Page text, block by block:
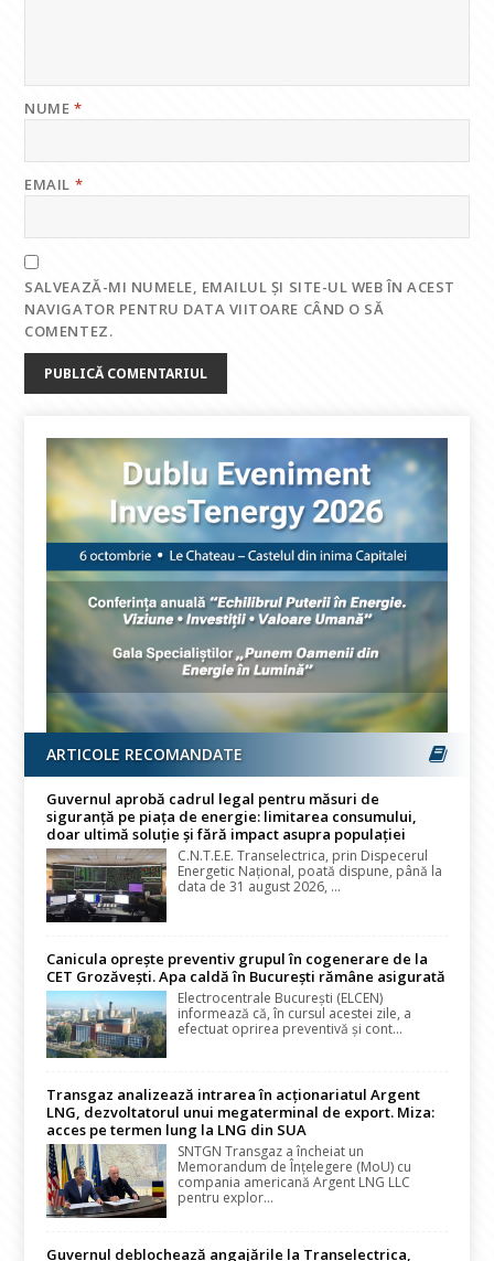
NUME*
EMAIL *
SALVEAZĂ-MI NUMELE, EMAILUL ȘI SITE-UL WEB ÎN ACEST
NAVIGATOR PENTRU DATA VIITOARE CÂND O SĂ
COMENTEZ.
ARTICOLE RECOMANDATE
Guvernul aprobă cadrul legal pentru măsuri de
siguranță pe piața de energie: limitarea consumului,
doar ultimă soluție și fără impact asupra populației
C.N.T.E.E. Transelectrica, prin Dispecerul
Energetic Național, poată dispune, până la
data de 31 august 2026, ...
Canicula oprește preventiv grupul în cogenerare de la
CET Grozăvești. Apa caldă în București rămâne asigurată
Electrocentrale București (ELCEN)
informează că, în cursul acestei zile, a
efectuat oprirea preventivă și cont...
Transgaz analizează intrarea în acționariatul Argent
LNG, dezvoltatorul unui megaterminal de export. Miza:
acces pe termen lung la LNG din SUA
SNTGN Transgaz a încheiat un
Memorandum de Înțelegere (MoU) cu
compania americană Argent LNG LLC
pentru explor...
Guvernul deblochează angajările la Transelectrica,